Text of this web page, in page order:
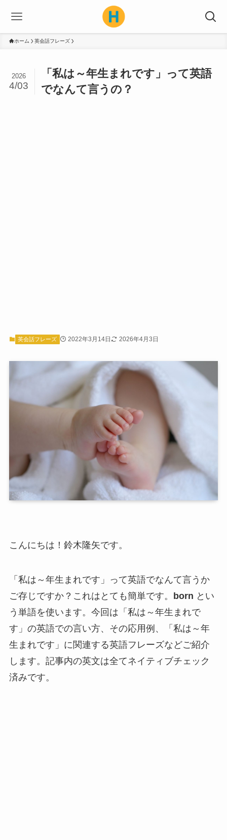
ホーム 英会話フレーズ
「私は～年生まれです」って英語
でなんて言うの？
2026
4/03
英会話フレーズ 2022年3月14日 2026年4月3日
こんにちは！鈴木隆矢です。
「私は～年生まれです」って英語でなんて言うか
ご存じですか？これはとても簡単です。 born とい
う単語を使います。今回は「私は～年生まれで
す」の英語での言い方、その応用例、「私は～年
生まれです」に関連する英語フレーズなどご紹介
します。記事内の英文は全てネイティブチェック
済みです。